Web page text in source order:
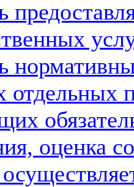
отдельных
оценка